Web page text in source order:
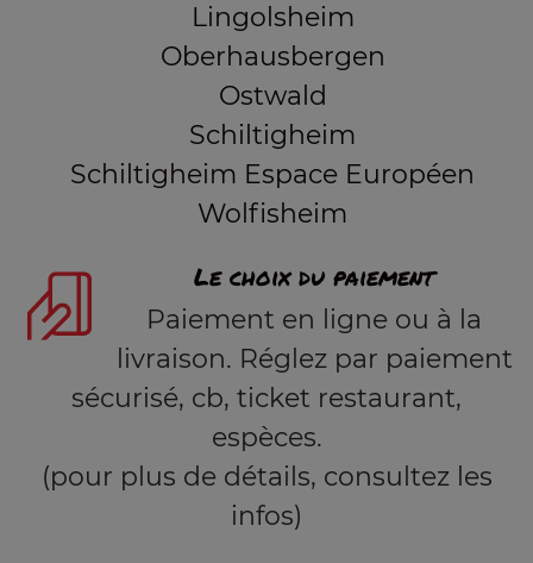
Lingolsheim
Oberhausbergen
Ostwald
Schiltigheim
Schiltigheim Espace Européen
Wolfisheim
Le choix du paiement
Paiement en ligne ou à la
livraison. Réglez par paiement
sécurisé, cb, ticket restaurant,
espèces.
(pour plus de détails, consultez les
infos)